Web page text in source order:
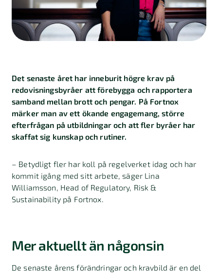
Det senaste året har inneburit högre krav på
redovisningsbyråer att förebygga och rapportera
samband mellan brott och pengar. På Fortnox
märker man av ett ökande engagemang, större
efterfrågan på utbildningar och att fler byråer har
skaffat sig kunskap och rutiner.
– Betydligt fler har koll på regelverket idag och har
kommit igång med sitt arbete, säger Lina
Williamsson, Head of Regulatory, Risk &
Sustainability på Fortnox.
Mer aktuellt än någonsin
De senaste årens förändringar och kravbild är en del